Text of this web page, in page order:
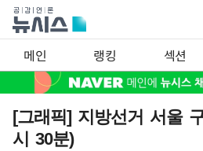
메인 랭킹 섹션
[그래픽] 지방선거 서울
시 30분)